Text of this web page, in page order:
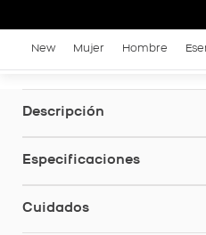
New Mujer Hombre
Descripción
Especificaciones
Cuidados